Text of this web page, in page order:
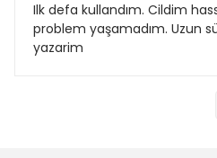
Ilk defa kullandım. Cildim
problem yaşamadım. Uzun
yazarim